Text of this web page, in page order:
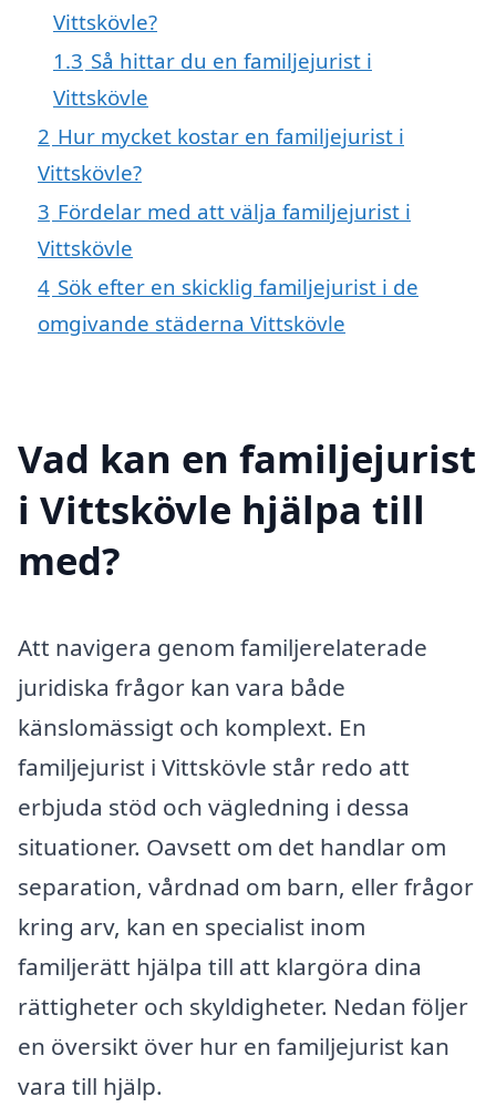
Vittskövle?
1.3 Så hittar du en familjejurist i
Vittskövle
2 Hur mycket kostar en familjejurist i
Vittskövle?
3 Fördelar med att välja familjejurist i
Vittskövle
4 Sök efter en skicklig familjejurist i de
omgivande städerna Vittskövle
Vad kan en familjejurist
i Vittskövle hjälpa till
med?
Att navigera genom familjerelaterade
juridiska frågor kan vara både
känslomässigt och komplext. En
familjejurist i Vittskövle står redo att
erbjuda stöd och vägledning i dessa
situationer. Oavsett om det handlar om
separation, vårdnad om barn, eller frågor
kring arv, kan en specialist inom
familjerätt hjälpa till att klargöra dina
rättigheter och skyldigheter. Nedan följer
en översikt över hur en familjejurist kan
vara till hjälp.